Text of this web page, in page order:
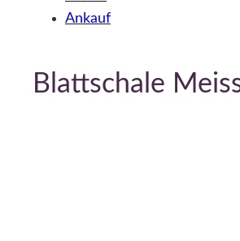
Ankauf
Blattschale